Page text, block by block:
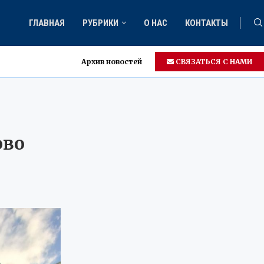
ГЛАВНАЯ РУБРИКИ О НАС КОНТАКТЫ
Архив новостей СВЯЗАТЬСЯ С НАМИ